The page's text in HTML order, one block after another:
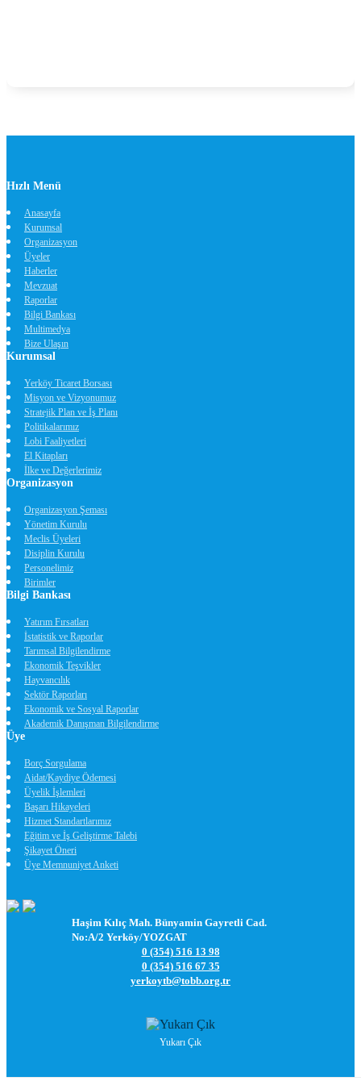
Hızlı Menü
Anasayfa
Kurumsal
Organizasyon
Üyeler
Haberler
Mevzuat
Raporlar
Bilgi Bankası
Multimedya
Bize Ulaşın
Kurumsal
Yerköy Ticaret Borsası
Misyon ve Vizyonumuz
Stratejik Plan ve İş Planı
Politikalarımız
Lobi Faaliyetleri
El Kitapları
İlke ve Değerlerimiz
Organizasyon
Organizasyon Şeması
Yönetim Kurulu
Meclis Üyeleri
Disiplin Kurulu
Personelimiz
Birimler
Bilgi Bankası
Yatırım Fırsatları
İstatistik ve Raporlar
Tarımsal Bilgilendirme
Ekonomik Teşvikler
Hayvancılık
Sektör Raporları
Ekonomik ve Sosyal Raporlar
Akademik Danışman Bilgilendirme
Üye
Borç Sorgulama
Aidat/Kaydiye Ödemesi
Üyelik İşlemleri
Başarı Hikayeleri
Hizmet Standartlarımız
Eğitim ve İş Geliştirme Talebi
Şikayet Öneri
Üye Memnuniyet Anketi
Haşim Kılıç Mah. Bünyamin Gayretli Cad.
No:A/2 Yerköy/YOZGAT
0 (354) 516 13 98
0 (354) 516 67 35
yerkoytb@tobb.org.tr
Yukarı Çık